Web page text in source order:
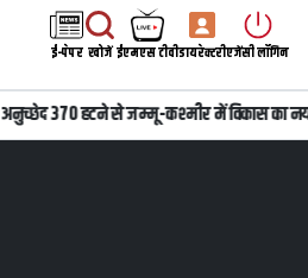
ई-पेपर खोजें ईएमएस टीवीडायरेक्टरीएजेंसी लॉगिन
अनुच्छेद 370 हटने से जम्मू-कश्मीर में विकास का